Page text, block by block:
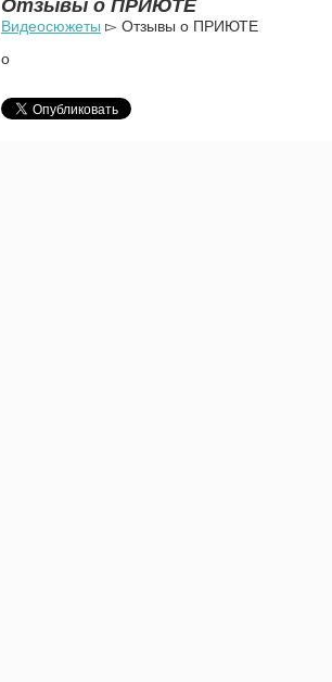
Отзывы о ПРИЮТЕ
Видеосюжеты ▻ Отзывы о ПРИЮТЕ
о